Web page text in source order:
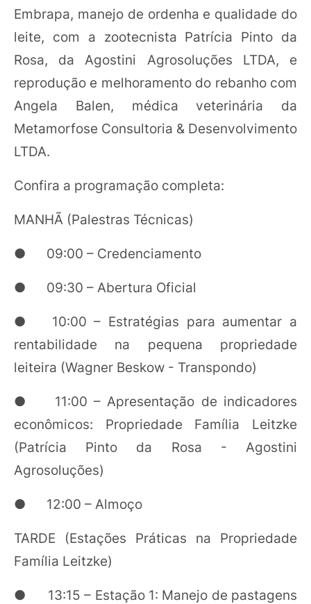
Embrapa, manejo de ordenha e qualidade do
leite, com a zootecnista Patrícia Pinto da
Rosa, da Agostini Agrosoluções LTDA, e
reprodução e melhoramento do rebanho com
Angela Balen, médica veterinária da
Metamorfose Consultoria & Desenvolvimento
LTDA.
Confira a programação completa:
MANHÃ (Palestras Técnicas)
● 09:00 – Credenciamento
● 09:30 – Abertura Oficial
● 10:00 – Estratégias para aumentar a
rentabilidade na pequena propriedade
leiteira (Wagner Beskow - Transpondo)
● 11:00 – Apresentação de indicadores
econômicos: Propriedade Família Leitzke
(Patrícia Pinto da Rosa - Agostini
Agrosoluções)
● 12:00 – Almoço
TARDE (Estações Práticas na Propriedade
Família Leitzke)
● 13:15 – Estação 1: Manejo de pastagens